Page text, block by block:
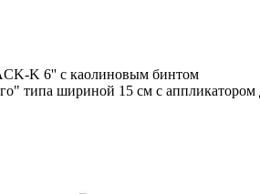
K 6'' с каолиновым бинтом
типа шириной 15 см с